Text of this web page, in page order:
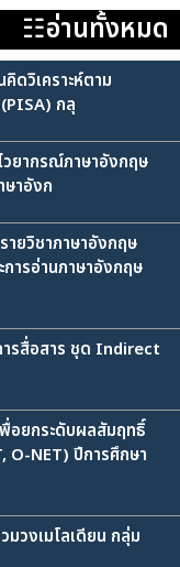
☷อ่านทั้งหมด
ดวิเคราะห์ตาม
กลุ
ยากรณ์ภาษาอังกฤษ
าอังก
ายวิชาภาษาอังกฤษ
ารอ่านภาษาอังกฤษ
รสื่อสาร ชุด Indirect
อยกระดับผลสัมฤทธิ์
O-NET) ปีการศึกษา
วงเมโลเดียน กลุ่ม